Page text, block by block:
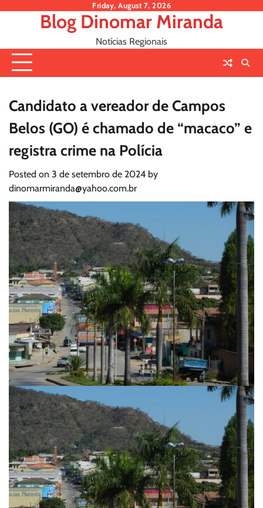
Friday, August 7, 2026
Blog Dinomar Miranda
Notícias Regionais
Candidato a vereador de Campos
Belos (GO) é chamado de “macaco” e
registra crime na Polícia
Posted on 3 de setembro de 2024 by
dinomarmiranda@yahoo.com.br